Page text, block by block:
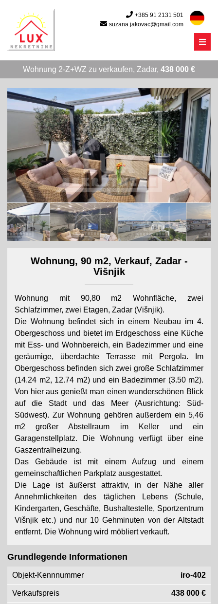
+385 91 2131 501
suzana.jakovac@gmail.com
Menu
Wohnung 2-Z+WZ zu verkaufen, Zadar, 438 000 €
Wohnung, 90 m2, Verkauf, Zadar -
Višnjik
Wohnung mit 90,80 m2 Wohnfläche, zwei
Schlafzimmer, zwei Etagen, Zadar (Višnjik).
Die Wohnung befindet sich in einem Neubau im 4.
Obergeschoss und bietet im Erdgeschoss eine Küche
mit Ess- und Wohnbereich, ein Badezimmer und eine
geräumige, überdachte Terrasse mit Pergola. Im
Obergeschoss befinden sich zwei große Schlafzimmer
(14.24 m2, 12.74 m2) und ein Badezimmer (3.50 m2).
Von hier aus genießt man einen wunderschönen Blick
auf die Stadt und das Meer (Ausrichtung: Süd-
Südwest). Zur Wohnung gehören außerdem ein 5,46
m2 großer Abstellraum im Keller und ein
Garagenstellplatz. Die Wohnung verfügt über eine
Gaszentralheizung.
Das Gebäude ist mit einem Aufzug und einem
gemeinschaftlichen Parkplatz ausgestattet.
Die Lage ist äußerst attraktiv, in der Nähe aller
Annehmlichkeiten des täglichen Lebens (Schule,
Kindergarten, Geschäfte, Bushaltestelle, Sportzentrum
Višnjik etc.) und nur 10 Gehminuten von der Altstadt
entfernt. Die Wohnung wird möbliert verkauft.
Grundlegende Informationen
Objekt-Kennnummer iro-402
Verkaufspreis 438 000 €